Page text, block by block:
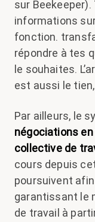
sur
informations
fonction.
répondre à tes
le souhaites.
est aussi le
Par ailleurs, le
négociations en
collective de
cours depuis
poursuivent afin
garantissant le
de travail à